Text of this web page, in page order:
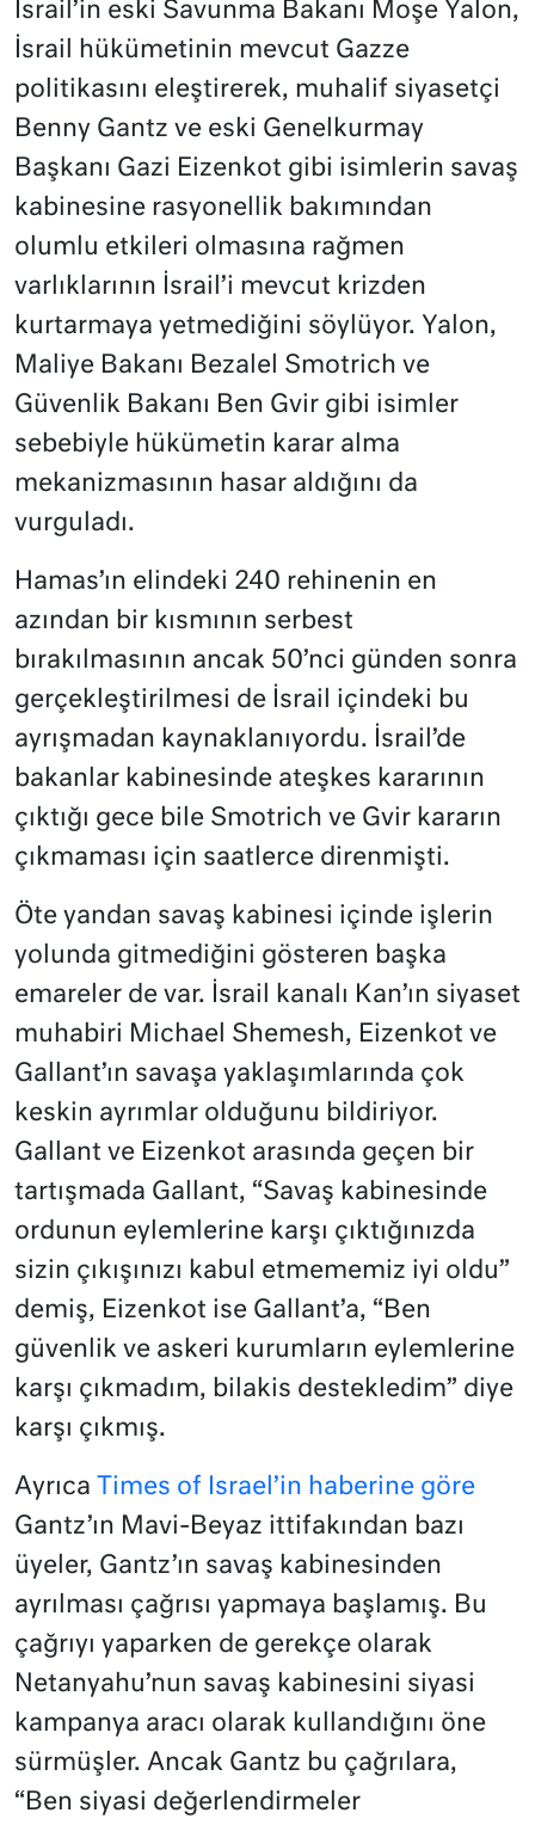
İsrail’in eski Savunma Bakanı Moşe Yalon,
İsrail hükümetinin mevcut Gazze
politikasını eleştirerek, muhalif siyasetçi
Benny Gantz ve eski Genelkurmay
Başkanı Gazi Eizenkot gibi isimlerin savaş
kabinesine rasyonellik bakımından
olumlu etkileri olmasına rağmen
varlıklarının İsrail’i mevcut krizden
kurtarmaya yetmediğini söylüyor. Yalon,
Maliye Bakanı Bezalel Smotrich ve
Güvenlik Bakanı Ben Gvir gibi isimler
sebebiyle hükümetin karar alma
mekanizmasının hasar aldığını da
vurguladı.
Hamas’ın elindeki 240 rehinenin en
azından bir kısmının serbest
bırakılmasının ancak 50’nci günden sonra
gerçekleştirilmesi de İsrail içindeki bu
ayrışmadan kaynaklanıyordu. İsrail’de
bakanlar kabinesinde ateşkes kararının
çıktığı gece bile Smotrich ve Gvir kararın
çıkmaması için saatlerce direnmişti.
Öte yandan savaş kabinesi içinde işlerin
yolunda gitmediğini gösteren başka
emareler de var. İsrail kanalı Kan’ın siyaset
muhabiri Michael Shemesh, Eizenkot ve
Gallant’ın savaşa yaklaşımlarında çok
keskin ayrımlar olduğunu bildiriyor.
Gallant ve Eizenkot arasında geçen bir
tartışmada Gallant, “Savaş kabinesinde
ordunun eylemlerine karşı çıktığınızda
sizin çıkışınızı kabul etmememiz iyi oldu”
demiş, Eizenkot ise Gallant’a, “Ben
güvenlik ve askeri kurumların eylemlerine
karşı çıkmadım, bilakis destekledim” diye
karşı çıkmış.
Ayrıca Times of Israel’in haberine göre
Gantz’ın Mavi-Beyaz ittifakından bazı
üyeler, Gantz’ın savaş kabinesinden
ayrılması çağrısı yapmaya başlamış. Bu
çağrıyı yaparken de gerekçe olarak
Netanyahu’nun savaş kabinesini siyasi
kampanya aracı olarak kullandığını öne
sürmüşler. Ancak Gantz bu çağrılara,
“Ben siyasi değerlendirmeler